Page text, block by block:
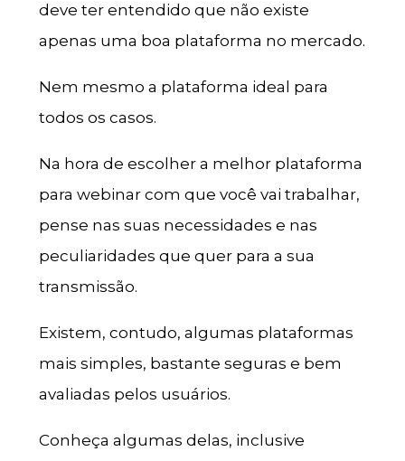
deve ter entendido que não existe
apenas uma boa plataforma no mercado.
Nem mesmo a plataforma ideal para
todos os casos.
Na hora de escolher a melhor plataforma
para webinar com que você vai trabalhar,
pense nas suas necessidades e nas
peculiaridades que quer para a sua
transmissão.
Existem, contudo, algumas plataformas
mais simples, bastante seguras e bem
avaliadas pelos usuários.
Conheça algumas delas, inclusive